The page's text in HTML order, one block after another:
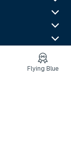
Flying Blue